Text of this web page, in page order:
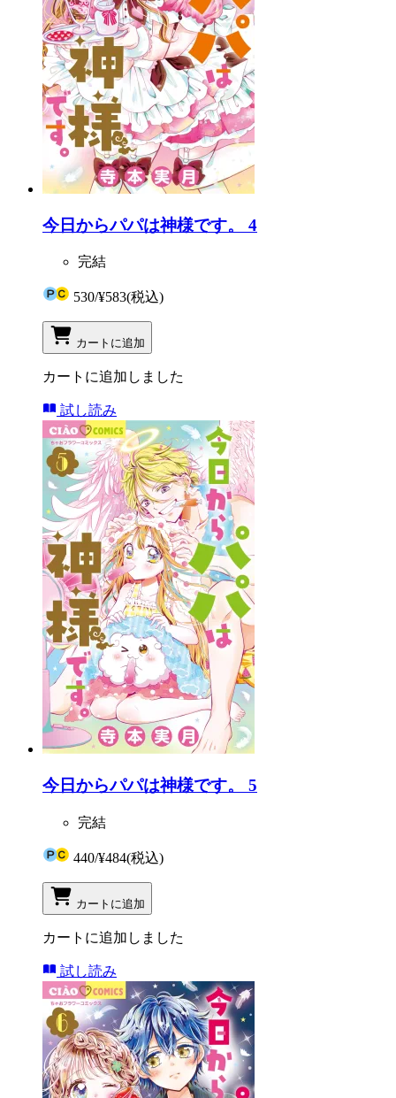
今日からパパは神様です。 4
完結
530/¥583(税込)
カートに追加
カートに追加しました
試し読み
今日からパパは神様です。 5
完結
440/¥484(税込)
カートに追加
カートに追加しました
試し読み